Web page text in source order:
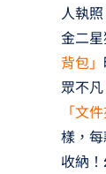
人執
金二
背包」
眾不
「文件
樣，
收納